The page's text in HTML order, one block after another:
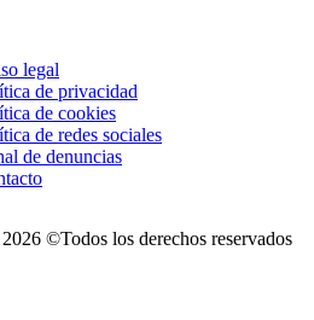
legal
de privacidad
de cookies
de redes sociales
de denuncias
2026 ©Todos los derechos reservados